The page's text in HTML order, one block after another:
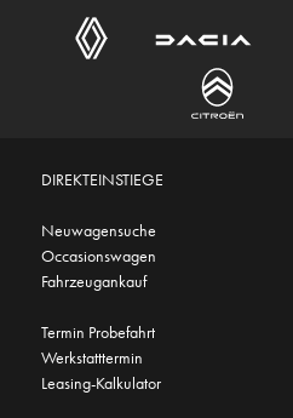
DIREKTEINSTIEGE
Neuwagensuche
Occasionswagen
Fahrzeugankauf
Termin Probefahrt
Werkstatttermin
Leasing-Kalkulator